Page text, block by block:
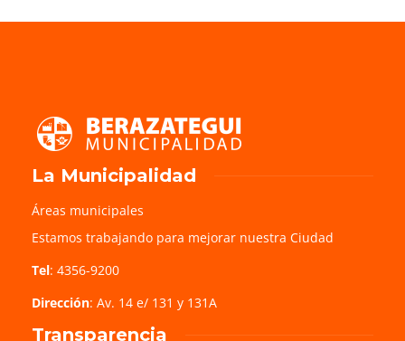
La Municipalidad
Áreas municipales
Estamos trabajando para mejorar nuestra Ciudad
Tel: 4356-9200
Dirección: Av. 14 e/ 131 y 131A
Transparencia